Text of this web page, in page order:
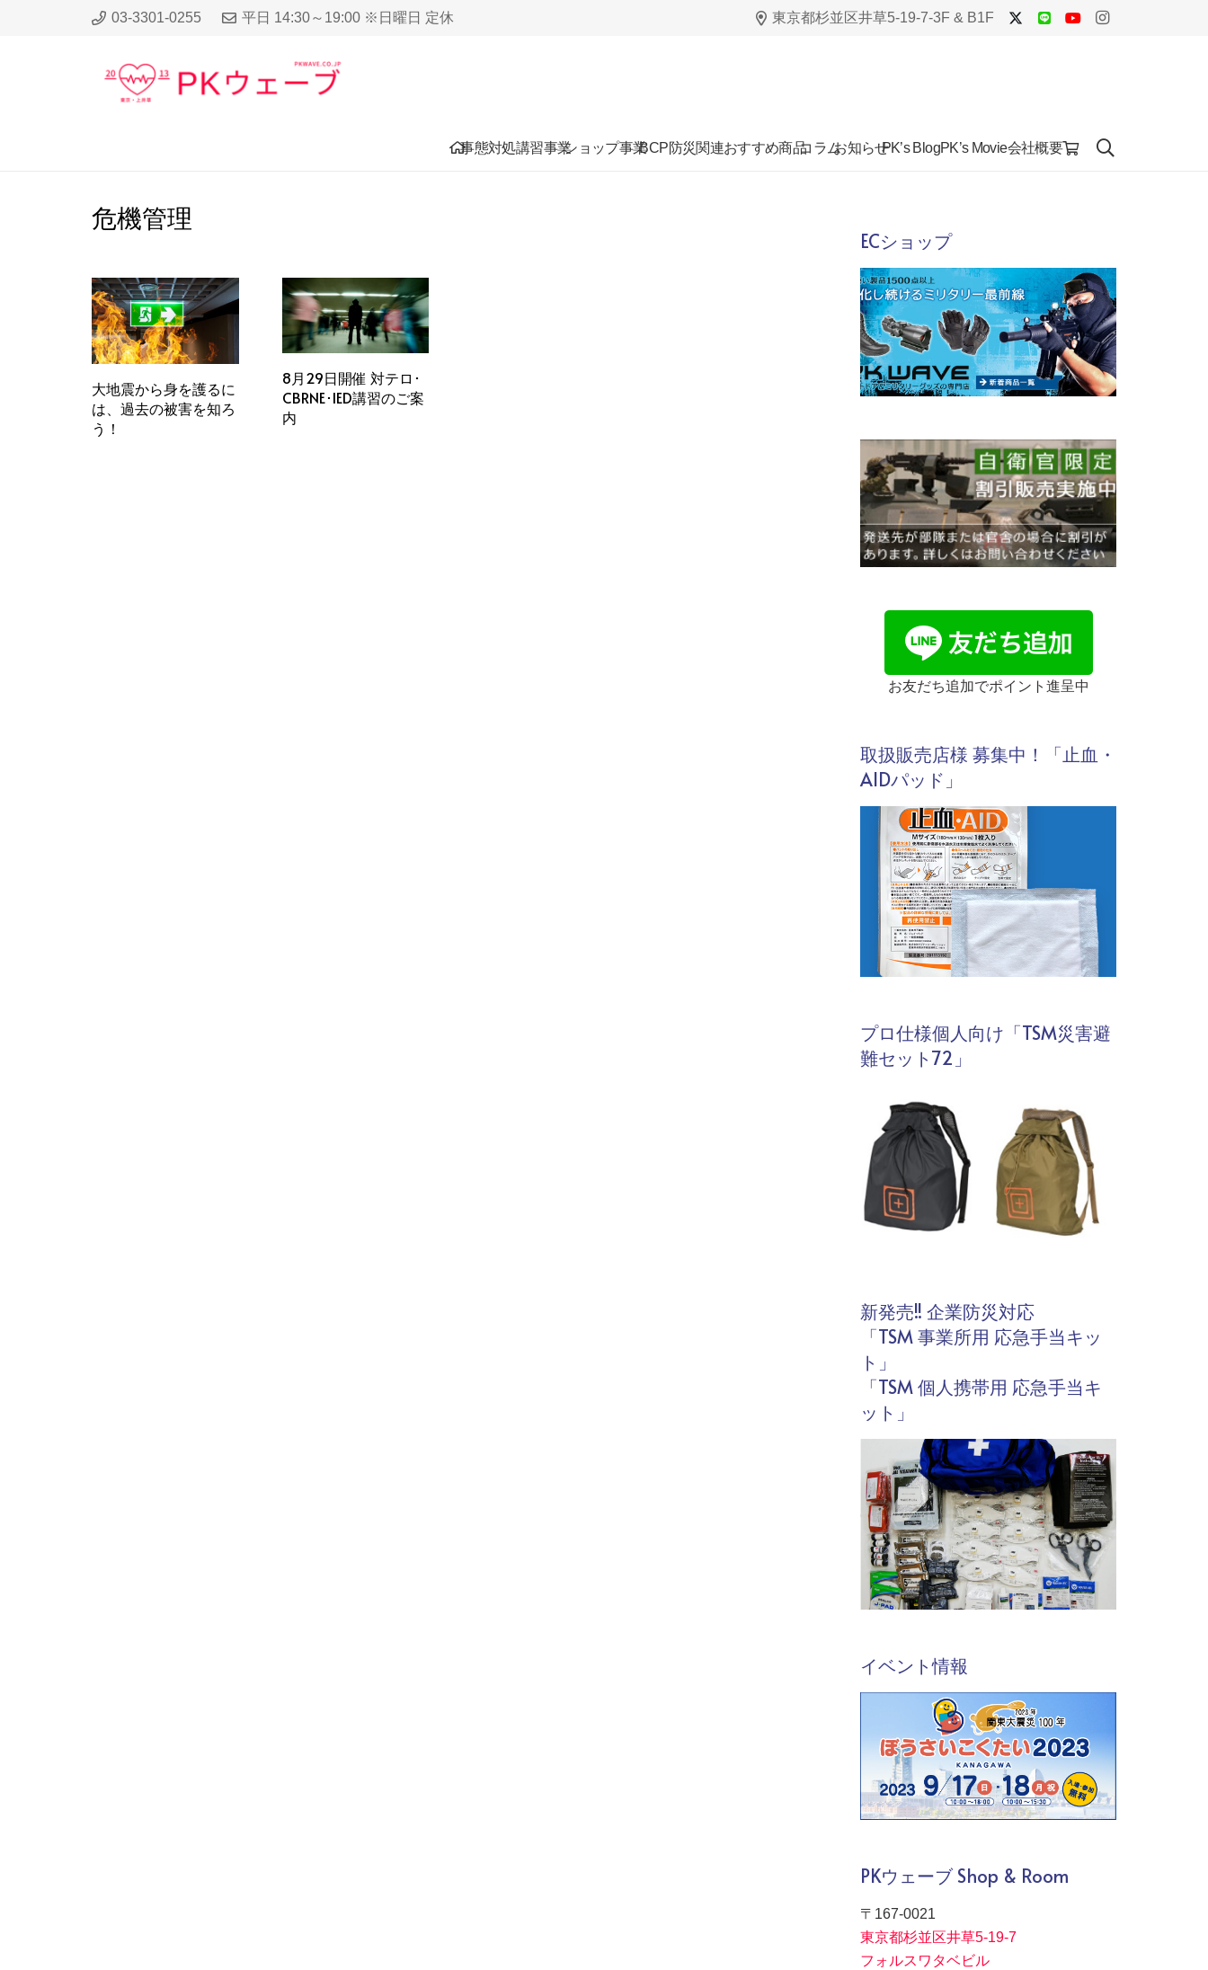
03-3301-0255 平日 14:30～19:00 ※日曜日 定休 東京都杉並区井草5-19-7-3F & B1F
事態対処講習事業ショップ事業BCP防災関連おすすめ商品コラムお知らせPK’s BlogPK’s Movie会社概要
危機管理
大地震から身を護るに
は、過去の被害を知ろ
う！
8月29日開催 対テロ･
CBRNE･IED講習のご案
内
ECショップ
お友だち追加でポイント進呈中
取扱販売店様 募集中！「止血・
AIDパッド」
プロ仕様個人向け「TSM災害避
難セット72」
新発売!! 企業防災対応
「TSM 事業所用 応急手当キッ
ト」
「TSM 個人携帯用 応急手当キ
ット」
イベント情報
PKウェーブ Shop & Room
〒167-0021
東京都杉並区井草5-19-7
フォルスワタベビル